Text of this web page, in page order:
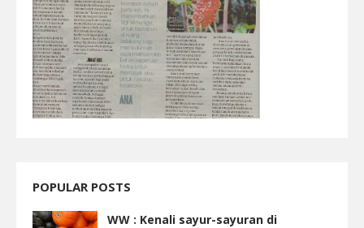
POPULAR POSTS
WW : Kenali sayur-sayuran di